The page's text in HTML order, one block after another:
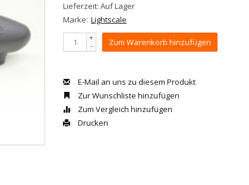
Lieferzeit: Auf Lager
Marke: Lightscale
+
- Zum Warenkorb hinzufügen
E-Mail an uns zu diesem Produkt
Zur Wunschliste hinzufügen
Zum Vergleich hinzufügen
Drucken